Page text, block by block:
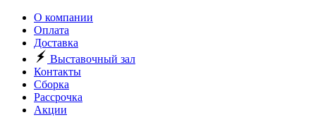
О компании
Оплата
Доставка
Выставочный зал
Контакты
Сборка
Рассрочка
Акции